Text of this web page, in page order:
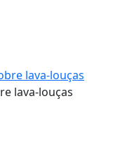
lava-louças